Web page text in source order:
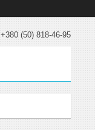
+380 (50) 818-46-95